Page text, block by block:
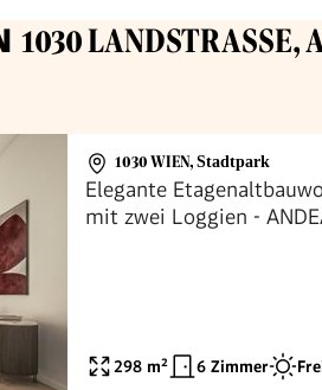
1030 LANDSTRASSE,
1030 WIEN, Stadtpark
Elegante
mit zwei Loggien -
298 m² 6 Zimmer